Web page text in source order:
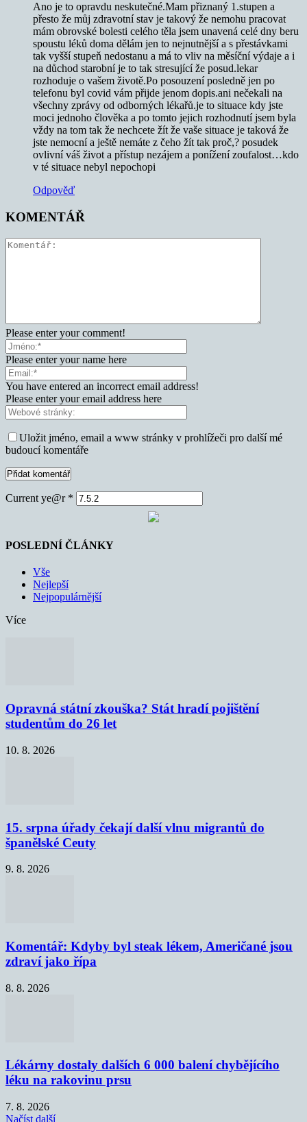
Ano je to opravdu neskutečné.Mam přiznaný 1.stupen a
přesto že můj zdravotní stav je takový že nemohu pracovat
mám obrovské bolesti celého těla jsem unavená celé dny beru
spoustu léků doma dělám jen to nejnutnější a s přestávkami
tak vyšší stupeň nedostanu a má to vliv na měsíční výdaje a i
na důchod starobní je to tak stresující že posud.lekar
rozhoduje o vašem životě.Po posouzení posledně jen po
telefonu byl covid vám přijde jenom dopis.ani nečekali na
všechny zprávy od odborných lékařů.je to situace kdy jste
moci jednoho člověka a po tomto jejich rozhodnutí jsem byla
vždy na tom tak že nechcete žít že vaše situace je taková že
jste nemocní a ještě nemáte z čeho žít tak proč,? posudek
ovlivní váš život a přístup nezájem a ponížení zoufalost…kdo
v té situace nebyl nepochopi
Odpověď
KOMENTÁŘ
Please enter your comment!
Please enter your name here
You have entered an incorrect email address!
Please enter your email address here
Uložit jméno, email a www stránky v prohlížeči pro další mé
budoucí komentáře
Current ye@r *
POSLEDNÍ ČLÁNKY
Vše
Nejlepší
Nejpopulárnější
Více
Opravná státní zkouška? Stát hradí pojištění
studentům do 26 let
10. 8. 2026
15. srpna úřady čekají další vlnu migrantů do
španělské Ceuty
9. 8. 2026
Komentář: Kdyby byl steak lékem, Američané jsou
zdraví jako řípa
8. 8. 2026
Lékárny dostaly dalších 6 000 balení chybějícího
léku na rakovinu prsu
7. 8. 2026
Načíst další